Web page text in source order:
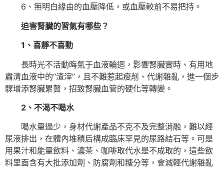
6、無明白緣由的血壓降低，或血壓較前不易把持。
迫害腎臟的習氣有哪些？
1、喜靜不喜動
長時光不活動晦氣于血液輪迴，影響腎臟實時、有用地
肅清血液中的“渣滓”，且不難惹起瘦削、代謝雜亂，進一個步
驟增添腎臟累贅，招致腎臟血管的硬化等轉變。
2、不渴不喝水
喝水量過少，身材代謝產品不克不及完整消融，難以經
尿液排出，在體內堆積后構成臨床罕見的尿路結石等。可是
用果汁和能量飲料、濃茶、咖啡取代水是不成取的，這些飲
料里面含有大批添加劑、防腐劑和糖分等，會減輕代謝雜亂